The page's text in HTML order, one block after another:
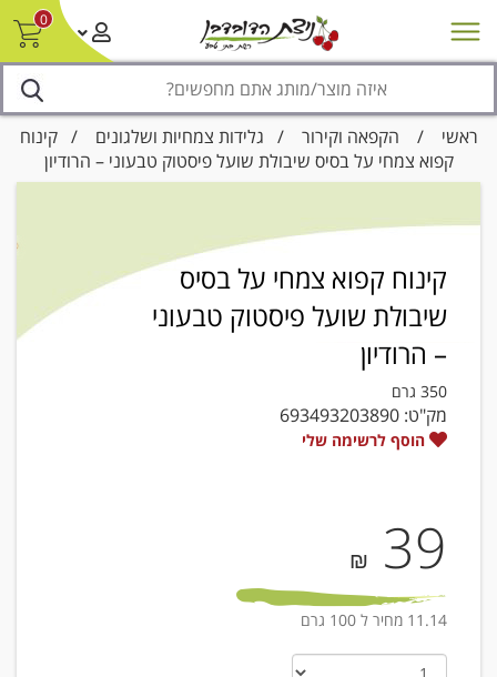
0
מבצעים סניפים צור קשר/ביטול הזמנה
ראשי / הקפאה וקירור / גלידות צמחיות ושלגונים / קינוח
קפוא צמחי על בסיס שיבולת שועל פיסטוק טבעוני – הרודיון
קינוח קפוא צמחי על בסיס
שיבולת שועל פיסטוק טבעוני
– הרודיון
350 גרם
מק"ט: 693493203890
הוסף לרשימה שלי
39
₪
11.14 מחיר ל 100 גרם